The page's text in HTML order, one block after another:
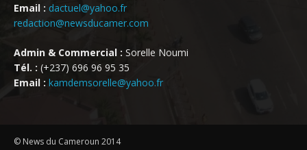
Email : dactuel@yahoo.fr
redaction@newsducamer.com
Admin & Commercial : Sorelle Noumi
Tél. : (+237) 696 96 95 35
Email : kamdemsorelle@yahoo.fr
© News du Cameroun 2014